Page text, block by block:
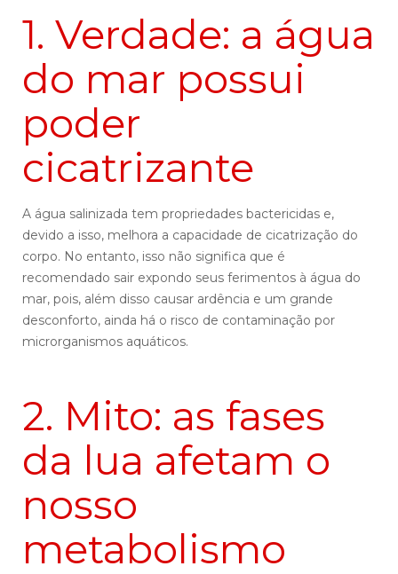
1. Verdade: a água
do mar possui
poder
cicatrizante
A água salinizada tem propriedades bactericidas e,
devido a isso, melhora a capacidade de cicatrização do
corpo. No entanto, isso não significa que é
recomendado sair expondo seus ferimentos à água do
mar, pois, além disso causar ardência e um grande
desconforto, ainda há o risco de contaminação por
microrganismos aquáticos.
2. Mito: as fases
da lua afetam o
nosso
metabolismo